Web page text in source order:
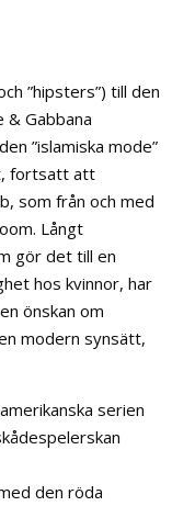
”hipsters”) till den
& Gabbana
”islamiska mode”
fortsatt att
som från och med
Långt
gör det till en
hos kvinnor, har
önskan om
modern synsätt,
serien
den röda